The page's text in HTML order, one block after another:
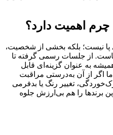
اهمیت دارد؟
نیست؛ بلکه بخشی از شخصیت،
از جلسات رسمی گرفته تا
به عنوان گزینه‌ای قابل
اگر از آن به‌درستی مراقبت
تغییر رنگ یا بدفرمی
برندها را هم بی‌ارزش جلوه